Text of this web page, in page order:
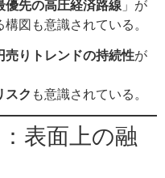
優先の高圧経済路線 」が
図も意識されている。
売りトレンドの持続性が
スク も意識されている。
表面上の融